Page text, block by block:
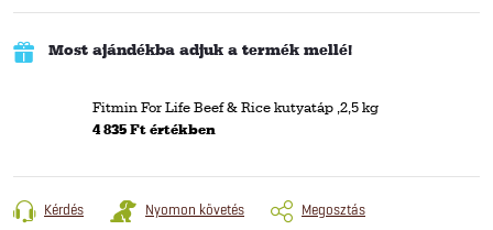
Most ajándékba adjuk a termék mellé!
Fitmin For Life Beef & Rice kutyatáp ,2,5 kg
4 835 Ft értékben
Kérdés Nyomon követés Megosztás